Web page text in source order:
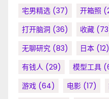
宅男精选 (37) 开箱照
打开脑洞 (36) 收藏
无聊研究 (83) 日本 (12)
有钱人 (29) 模型工具
游戏 (64) 电影 (17)